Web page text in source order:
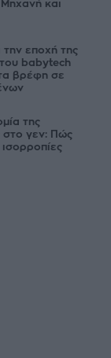
και
την εποχή της
babytech
βρέφη σε
της
στο γεν: Πώς